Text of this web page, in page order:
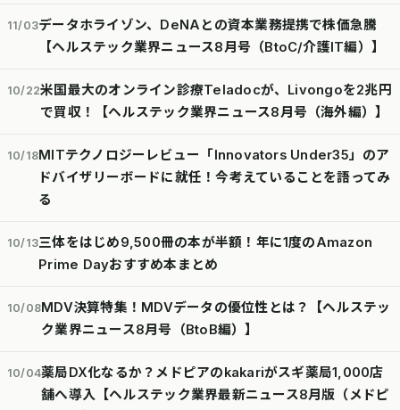
11/03データホライゾン、DeNAとの資本業務提携で株価急騰
【ヘルステック業界ニュース8月号（BtoC/介護IT編）】
10/22米国最大のオンライン診療Teladocが、Livongoを2兆円
で買収！【ヘルステック業界ニュース8月号（海外編）】
10/18MITテクノロジーレビュー「Innovators Under35」のア
ドバイザリーボードに就任！今考えていることを語ってみ
る
10/13三体をはじめ9,500冊の本が半額！年に1度のAmazon
Prime Dayおすすめ本まとめ
10/08MDV決算特集！MDVデータの優位性とは？【ヘルステッ
ク業界ニュース8月号（BtoB編）】
10/04薬局DX化なるか？メドピアのkakariがスギ薬局1,000店
舗へ導入【ヘルステック業界最新ニュース8月版（メドピ